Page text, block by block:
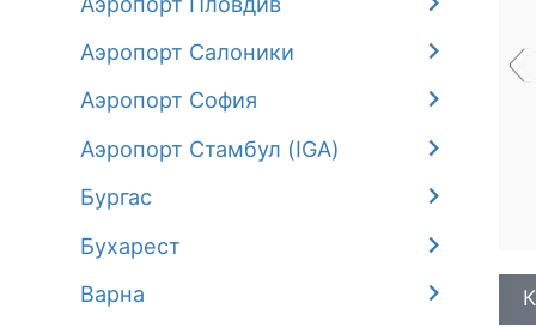
Аэропорт Салоники
Аэропорт София
Аэропорт Стамбул (IGA)
Бургас
Бухарест
Варна
‹